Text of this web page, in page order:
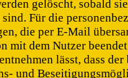
gelöscht, sobald
Für die
die per E-Mail
mit dem Nutzer
lässt, dass
und